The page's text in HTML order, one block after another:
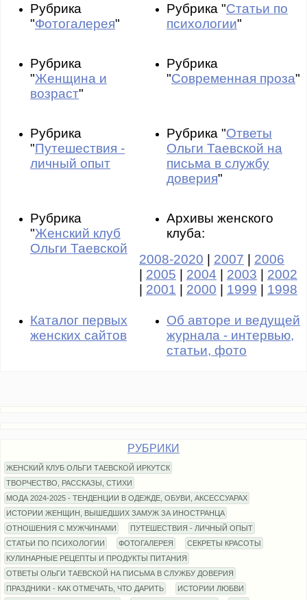
Рубрика
"Фотогалерея"
Рубрика "Статьи по
психологии"
Рубрика
"Женщина и
возраст"
Рубрика
"Современная проза"
Рубрика
"Путешествия -
личный опыт
Рубрика "Ответы
Ольги Таевской на
письма в службу
доверия"
Рубрика
"Женский клуб
Ольги Таевской
Архивы женского
клуба:
2008-2020 | 2007 | 2006
| 2005 | 2004 | 2003 | 2002
| 2001 | 2000 | 1999 | 1998
Каталог первых
женских сайтов
Об авторе и ведущей
журнала - интервью,
статьи, фото
РУБРИКИ
ЖЕНСКИЙ КЛУБ ОЛЬГИ ТАЕВСКОЙ ИРКУТСК
ТВОРЧЕСТВО, РАССКАЗЫ, СТИХИ
МОДА 2024-2025 - ТЕНДЕНЦИИ В ОДЕЖДЕ, ОБУВИ, АКСЕССУАРАХ
ИСТОРИИ ЖЕНЩИН, ВЫШЕДШИХ ЗАМУЖ ЗА ИНОСТРАНЦА
ОТНОШЕНИЯ С МУЖЧИНАМИ
ПУТЕШЕСТВИЯ - ЛИЧНЫЙ ОПЫТ
СТАТЬИ ПО ПСИХОЛОГИИ
ФОТОГАЛЕРЕЯ
СЕКРЕТЫ КРАСОТЫ
КУЛИНАРНЫЕ РЕЦЕПТЫ И ПРОДУКТЫ ПИТАНИЯ
ОТВЕТЫ ОЛЬГИ ТАЕВСКОЙ НА ПИСЬМА В СЛУЖБУ ДОВЕРИЯ
ПРАЗДНИКИ - КАК ОТМЕЧАТЬ, ЧТО ДАРИТЬ
ИСТОРИИ ЛЮБВИ